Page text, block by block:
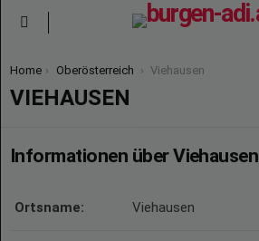
You are here:
Home Oberösterreich Viehausen
VIEHAUSEN
Informationen über Viehausen
Ortsname: Viehausen